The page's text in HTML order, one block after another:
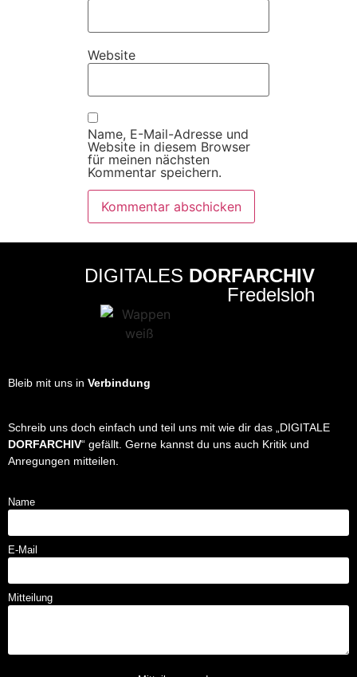
Website
Name, E-Mail-Adresse und
Website in diesem Browser
für meinen nächsten
Kommentar speichern.
DIGITALES DORFARCHIV
Fredelsloh
Bleib mit uns in Verbindung
Schreib uns doch einfach und teil uns mit wie dir das „DIGITALE
DORFARCHIV“ gefällt. Gerne kannst du uns auch Kritik und
Anregungen mitteilen.
Name
E-Mail
Mitteilung